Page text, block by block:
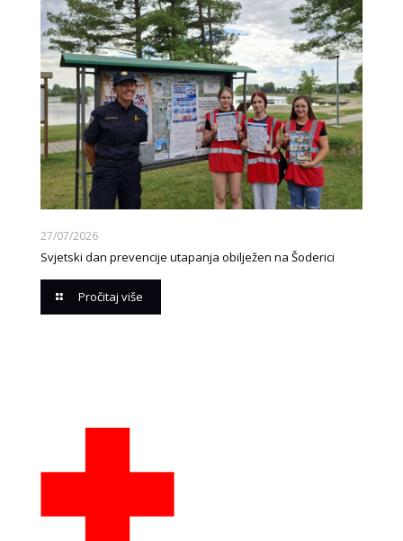
27/07/2026
Svjetski dan prevencije utapanja obilježen na Šoderici
Pročitaj više